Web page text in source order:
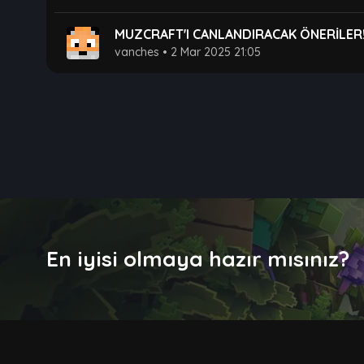
MUZCRAFT'I CANLANDIRACAK
vanches • 2 Mar 2025 21:05
En iyisi olmaya hazır mısınız?